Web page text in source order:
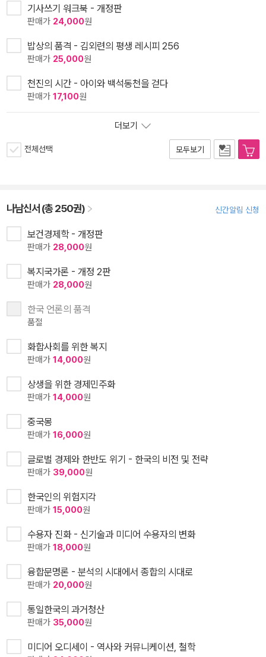
기사쓰기 워크북 - 개정판
판매가 24,000원
밥상의 품격 - 김외련의 평생 레시피 256
판매가 25,000원
천진의 시간 - 아이와 백석동천을 걷다
판매가 17,100원
더보기
전체선택 모두보기
나남신서 (총 250권) 신간알림 신청
보건경제학 - 개정판
판매가 28,000원
복지국가론 - 개정 2판
판매가 28,000원
한국 언론의 품격
품절
화합사회를 위한 복지
판매가 14,000원
상생을 위한 경제민주화
판매가 14,000원
중국몽
판매가 16,000원
글로벌 경제와 한반도 위기 - 한국의 비전 및 전략
판매가 39,000원
한국인의 위험지각
판매가 15,000원
수용자 진화 - 신기술과 미디어 수용자의 변화
판매가 18,000원
융합문명론 - 분석의 시대에서 종합의 시대로
판매가 20,000원
통일한국의 과거청산
판매가 35,000원
미디어 오디세이 - 역사와 커뮤니케이션, 철학